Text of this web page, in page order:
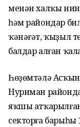
менән халҡы
һәм райондар
ҡәнәғәт, ҡыҙыл
балдар алған
Һөҙөмтәлә
Нуриман
яҡшы
секторға